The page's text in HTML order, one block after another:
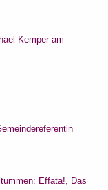
Kemper am
Effata!, Das